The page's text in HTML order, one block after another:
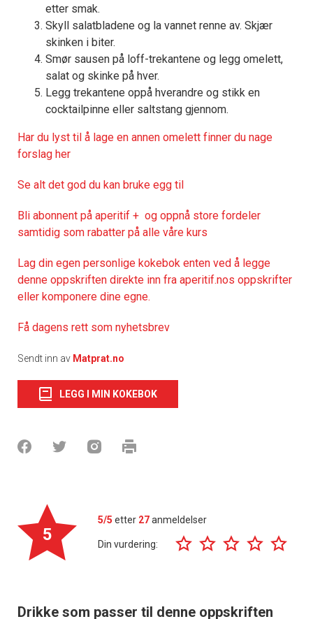
etter smak.
Skyll salatbladene og la vannet renne av. Skjær
skinken i biter.
Smør sausen på loff-trekantene og legg omelett,
salat og skinke på hver.
Legg trekantene oppå hverandre og stikk en
cocktailpinne eller saltstang gjennom.
Har du lyst til å lage en annen omelett finner du nage
forslag her
Se alt det god du kan bruke egg til
Bli abonnent på aperitif + og oppnå store fordeler
samtidig som rabatter på alle våre kurs
Lag din egen personlige kokebok enten ved å legge
denne oppskriften direkte inn fra aperitif.nos oppskrifter
eller komponere dine egne.
Få dagens rett som nyhetsbrev
Sendt inn av Matprat.no
LEGG I MIN KOKEBOK
5
5/5 etter 27anmeldelser
Din vurdering:
Drikke som passer til denne oppskriften